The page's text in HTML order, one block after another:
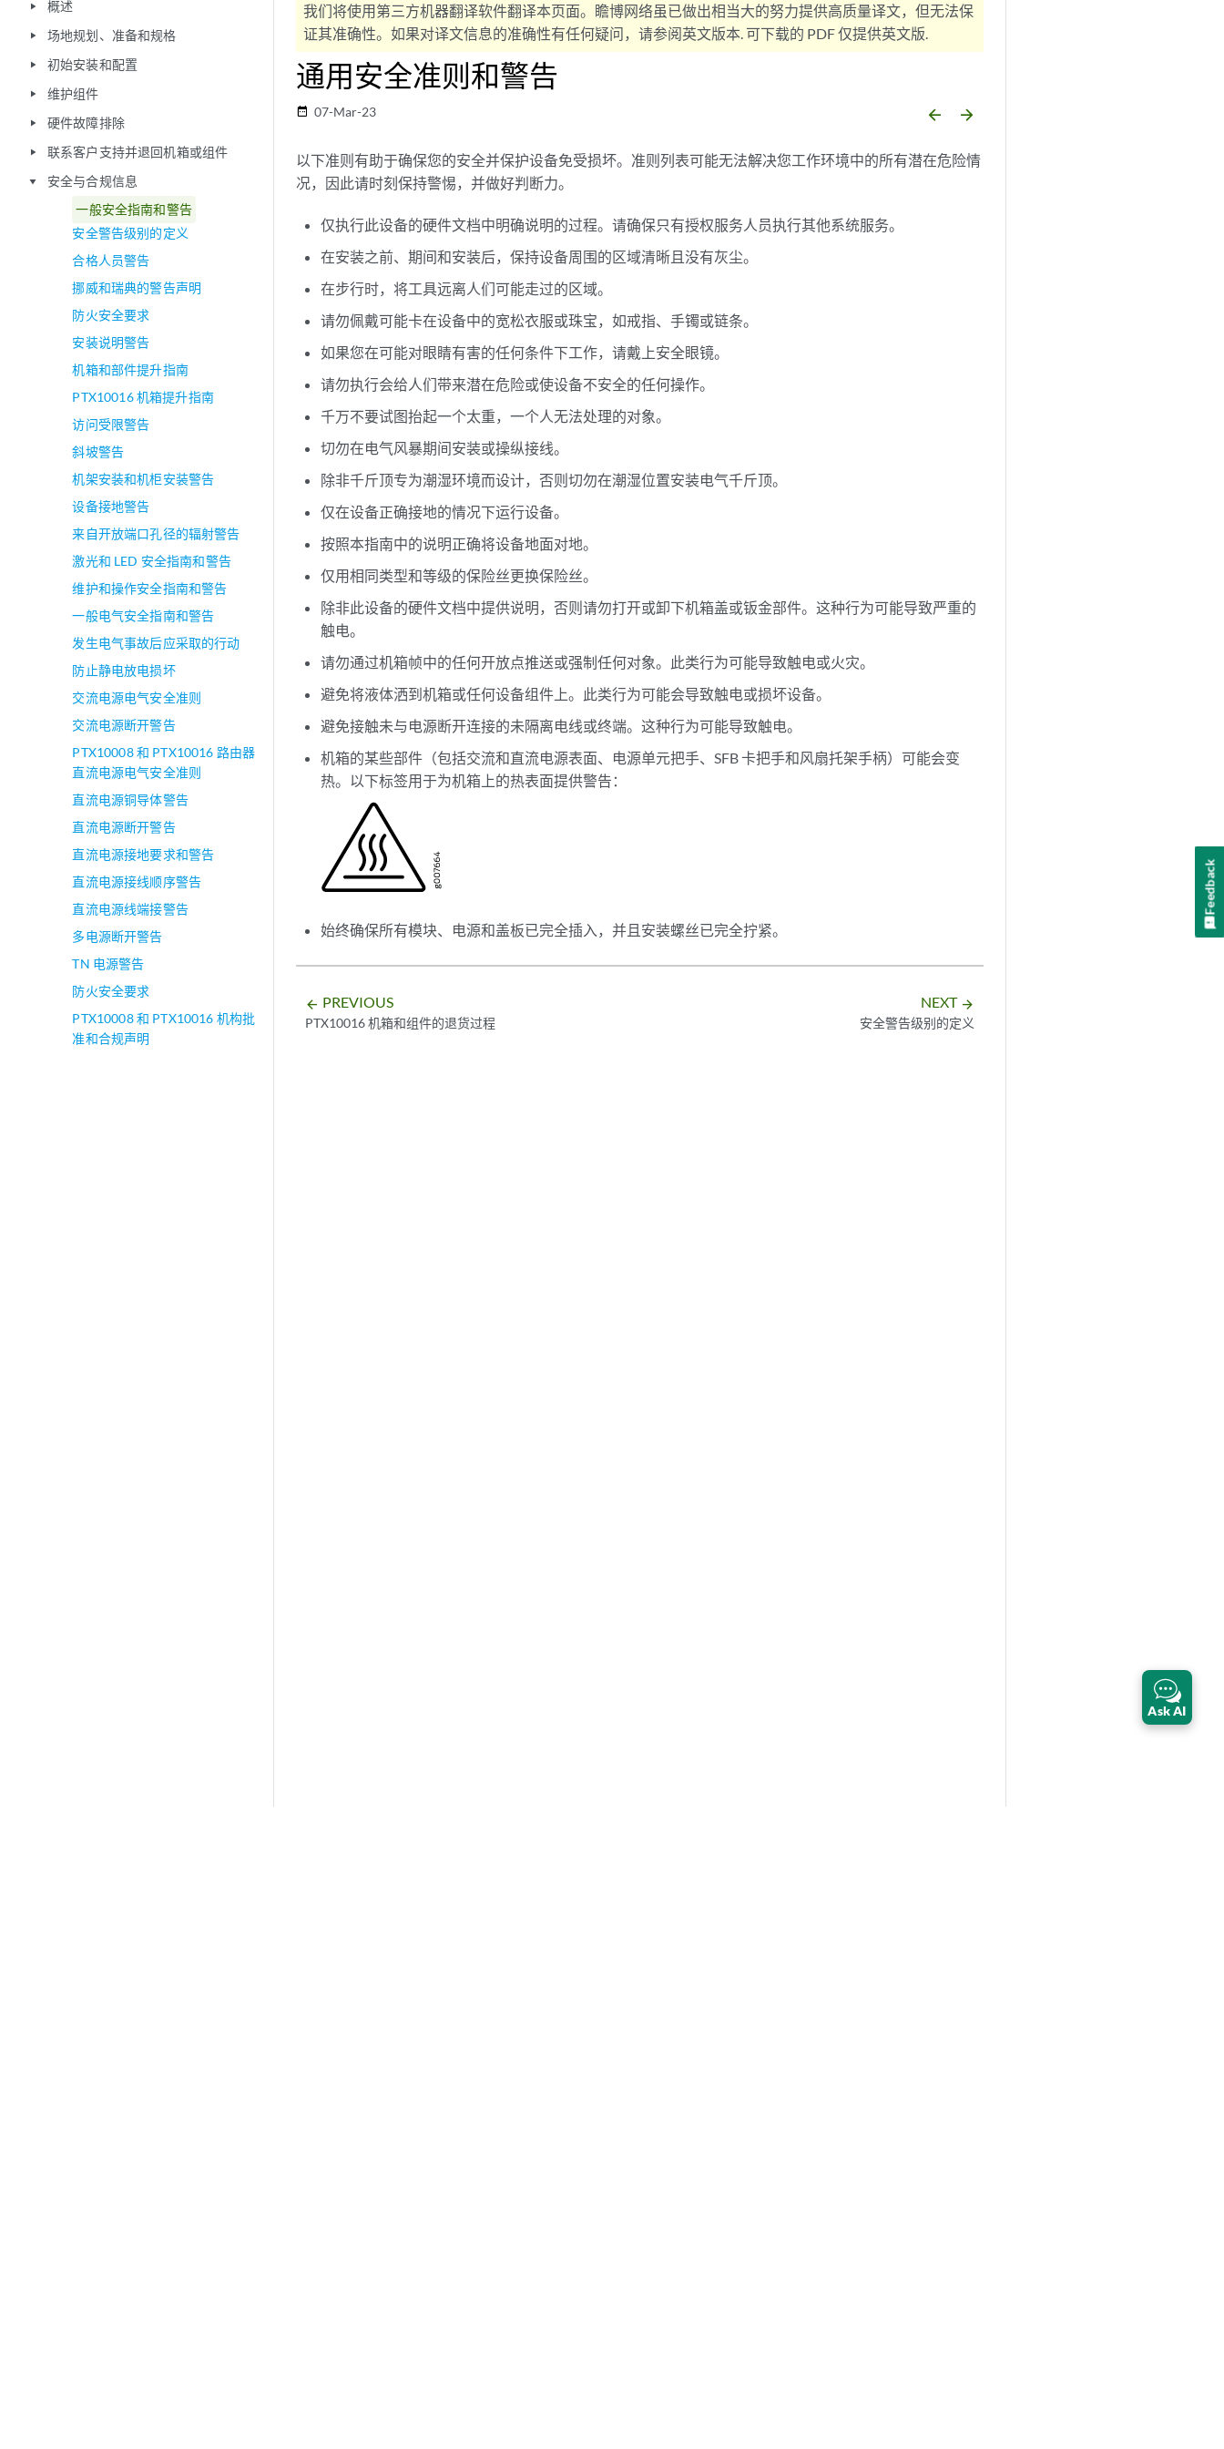
play_arrow 概述
play_arrow 场地规划、准备和规格
play_arrow 初始安装和配置
play_arrow 维护组件
play_arrow 硬件故障排除
play_arrow 联系客户支持并退回机箱或组件
play_arrow
安全与合规信息
一般安全指南和警告
安全警告级别的定义
合格人员警告
挪威和瑞典的警告声明
防火安全要求
安装说明警告
机箱和部件提升指南
PTX10016 机箱提升指南
访问受限警告
斜坡警告
机架安装和机柜安装警告
设备接地警告
来自开放端口孔径的辐射警告
激光和 LED 安全指南和警告
维护和操作安全指南和警告
一般电气安全指南和警告
发生电气事故后应采取的行动
防止静电放电损坏
交流电源电气安全准则
交流电源断开警告
PTX10008 和 PTX10016 路由器
直流电源电气安全准则
直流电源铜导体警告
直流电源断开警告
直流电源接地要求和警告
直流电源接线顺序警告
直流电源线端接警告
多电源断开警告
TN 电源警告
防火安全要求
PTX10008 和 PTX10016 机构批
准和合规声明
我们将使用第三方机器翻译软件翻译本页面。瞻博网络虽已做出相当大的努力提供高质量译文，但无法保
证其准确性。如果对译文信息的准确性有任何疑问，请参阅英文版本. 可下载的 PDF 仅提供英文版.
通用安全准则和警告
date_range 07-Mar-23 arrow_backward arrow_forward
以下准则有助于确保您的安全并保护设备免受损坏。准则列表可能无法解决您工作环境中的所有潜在危险情
况，因此请时刻保持警惕，并做好判断力。
仅执行此设备的硬件文档中明确说明的过程。请确保只有授权服务人员执行其他系统服务。
在安装之前、期间和安装后，保持设备周围的区域清晰且没有灰尘。
在步行时，将工具远离人们可能走过的区域。
请勿佩戴可能卡在设备中的宽松衣服或珠宝，如戒指、手镯或链条。
如果您在可能对眼睛有害的任何条件下工作，请戴上安全眼镜。
请勿执行会给人们带来潜在危险或使设备不安全的任何操作。
千万不要试图抬起一个太重，一个人无法处理的对象。
切勿在电气风暴期间安装或操纵接线。
除非千斤顶专为潮湿环境而设计，否则切勿在潮湿位置安装电气千斤顶。
仅在设备正确接地的情况下运行设备。
按照本指南中的说明正确将设备地面对地。
仅用相同类型和等级的保险丝更换保险丝。
除非此设备的硬件文档中提供说明，否则请勿打开或卸下机箱盖或钣金部件。这种行为可能导致严重的
触电。
请勿通过机箱帧中的任何开放点推送或强制任何对象。此类行为可能导致触电或火灾。
避免将液体洒到机箱或任何设备组件上。此类行为可能会导致触电或损坏设备。
避免接触未与电源断开连接的未隔离电线或终端。这种行为可能导致触电。
机箱的某些部件（包括交流和直流电源表面、电源单元把手、SFB 卡把手和风扇托架手柄）可能会变
热。以下标签用于为机箱上的热表面提供警告：
始终确保所有模块、电源和盖板已完全插入，并且安装螺丝已完全拧紧。
arrow_backward PREVIOUS
PTX10016 机箱和组件的退货过程
NEXT arrow_forward
安全警告级别的定义
Ask AI
Feedback